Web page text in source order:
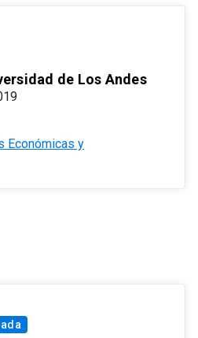
de Los Andes
Económicas y